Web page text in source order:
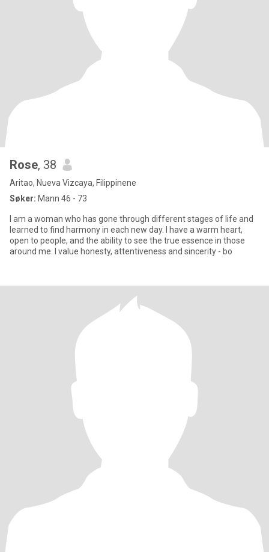
Rose, 38
Aritao, Nueva Vizcaya, Filippinene
Søker: Mann 46 - 73
I am a woman who has gone through different stages of life and
learned to find harmony in each new day. I have a warm heart,
open to people, and the ability to see the true essence in those
around me. I value honesty, attentiveness and sincerity - bo